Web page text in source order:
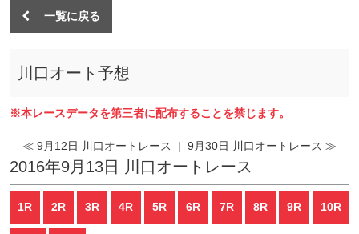
一覧に戻る
川口オート予想
※本レースデータを第三者に配布することを禁じます。
≪ 9月12日 川口オートレース | 9月30日 川口オートレース ≫
2016年9月13日 川口オートレース
1R 2R 3R 4R 5R 6R 7R 8R 9R 10R